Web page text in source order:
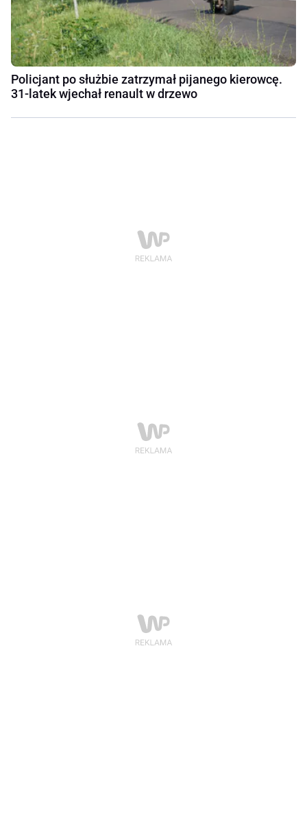
Policjant po służbie zatrzymał pijanego kierowcę.
31-latek wjechał renault w drzewo